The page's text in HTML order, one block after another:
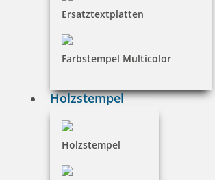
Ersatztextplatten
Farbstempel Multicolor
Holzstempel
Holzstempel
Holzstempel Exlibris Motiv 01
18,80 €
Jetzt gestalten